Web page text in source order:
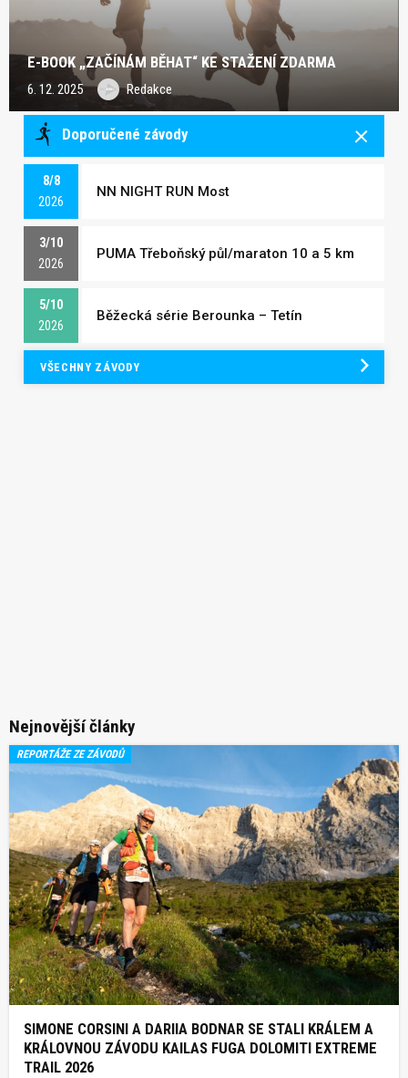
E-BOOK „ZAČÍNÁM BĚHAT“ KE STAŽENÍ ZDARMA
6. 12. 2025 Redakce
Doporučené závody
8/8
2026
NN NIGHT RUN Most
3/10
2026
PUMA Třeboňský půl/maraton 10 a 5 km
5/10
2026
Běžecká série Berounka – Tetín
VŠECHNY ZÁVODY
Nejnovější články
REPORTÁŽE ZE ZÁVODŮ
SIMONE CORSINI A DARIIA BODNAR SE STALI KRÁLEM A
KRÁLOVNOU ZÁVODU KAILAS FUGA DOLOMITI EXTREME
TRAIL 2026